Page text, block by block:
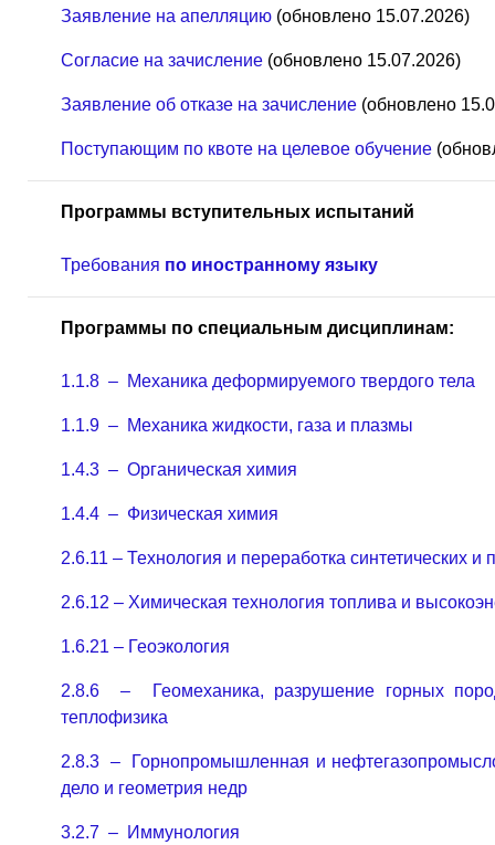
Заявление на апелляцию (обновлено 15.07.2026)
Согласие на зачисление (обновлено 15.07.2026)
Заявление об отказе на зачисление (обновлено
Поступающим по квоте на целевое обучение
Программы вступительных испытаний
Требования по иностранному языку
Программы по специальным дисциплинам:
1.1.8 – Механика деформируемого твердого тела
1.1.9 – Механика жидкости, газа и плазмы
1.4.3 – Органическая химия
1.4.4 – Физическая химия
2.6.11 – Технология и переработка синтетических
2.6.12 – Химическая технология топлива и
1.6.21 – Геоэкология
2.8.6 – Геомеханика, разрушение горных
теплофизика
2.8.3 – Горнопромышленная и
дело и геометрия недр
3.2.7 – Иммунология